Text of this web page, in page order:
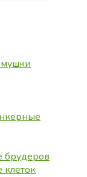
брудеров
клеток